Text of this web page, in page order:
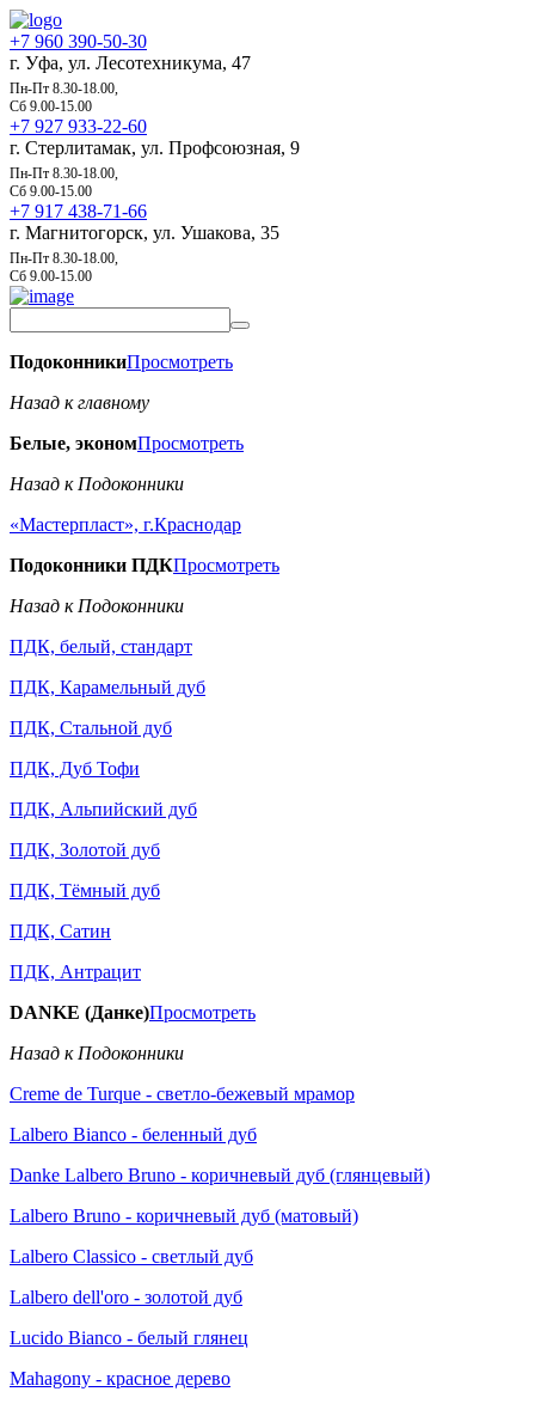
+7 960 390-50-30
г. Уфа, ул. Лесотехникума, 47
Пн-Пт 8.30-18.00,
Сб 9.00-15.00
+7 927 933-22-60
г. Стерлитамак, ул. Профсоюзная, 9
Пн-Пт 8.30-18.00,
Сб 9.00-15.00
+7 917 438-71-66
г. Магнитогорск, ул. Ушакова, 35
Пн-Пт 8.30-18.00,
Сб 9.00-15.00
ПодоконникиПросмотреть
Назад к главному
Белые, экономПросмотреть
Назад к Подоконники
«Мастерпласт», г.Краснодар
Подоконники ПДКПросмотреть
Назад к Подоконники
ПДК, белый, стандарт
ПДК, Карамельный дуб
ПДК, Стальной дуб
ПДК, Дуб Тофи
ПДК, Альпийский дуб
ПДК, Золотой дуб
ПДК, Тёмный дуб
ПДК, Сатин
ПДК, Антрацит
DANKE (Данке)Просмотреть
Назад к Подоконники
Creme de Turque - светло-бежевый мрамор
Lalbero Bianco - беленный дуб
Danke Lalbero Bruno - коричневый дуб (глянцевый)
Lalbero Bruno - коричневый дуб (матовый)
Lalbero Classico - светлый дуб
Lalbero dell'oro - золотой дуб
Lucido Bianco - белый глянец
Mahagony - красное дерево